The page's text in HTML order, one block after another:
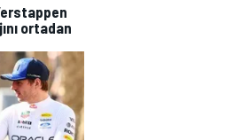
ortadan